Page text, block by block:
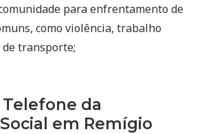
para enfrentamento de
como violência, trabalho
transporte;
da
em Remígio